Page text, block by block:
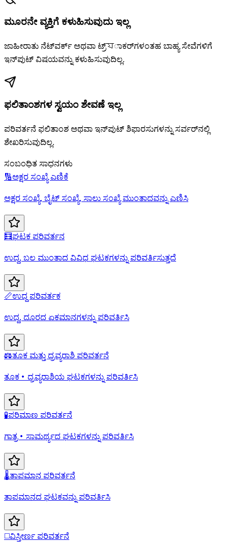
ಮೂರನೇ ವ್ಯಕ್ತಿಗೆ ಕಳುಹಿಸುವುದು ಇಲ್ಲ
ಜಾಹೀರಾತು ನೆಟ್‌ವರ್ಕ್ ಅಥವಾ ಟ್ರ್যಾಕರ್‌ಗಳಂತಹ ಬಾಹ್ಯ ಸೇವೆಗಳಿಗೆ
ಇನ್‌ಪುಟ್ ವಿಷಯವನ್ನು ಕಳುಹಿಸುವುದಿಲ್ಲ.
ಫಲಿತಾಂಶಗಳ ಸ್ವಯಂ ಶೇವಣೆ ಇಲ್ಲ
ಪರಿವರ್ತನೆ ಫಲಿತಾಂಶ ಅಥವಾ ಇನ್‌ಪುಟ್ ಶಿಫಾರಸುಗಳನ್ನು ಸರ್ವರ್‌ನಲ್ಲಿ
ಶೇಖರಿಸುವುದಿಲ್ಲ.
ಸಂಬಂಧಿತ ಸಾಧನಗಳು
🔢ಅಕ್ಷರ ಸಂಖ್ಯೆ ಎಣಿಕೆ
ಅಕ್ಷರ ಸಂಖ್ಯೆ, ಬೈಟ್ ಸಂಖ್ಯೆ, ಸಾಲು ಸಂಖ್ಯೆ ಮುಂತಾದವನ್ನು ಎಣಿಸಿ
🧮ಘಟಕ ಪರಿವರ್ತನ
ಉದ್ದ, ಬಲ ಮುಂತಾದ ವಿವಿಧ ಘಟಕಗಳನ್ನು ಪರಿವರ್ತಿಸುತ್ತದೆ
📏ಉದ್ದ ಪರಿವರ್ತಕ
ಉದ್ದ, ದೂರದ ಏಕಮಾನಗಳನ್ನು ಪರಿವರ್ತಿಸಿ
⚖️ತೂಕ ಮತ್ತು ದ್ರವ್ಯರಾಶಿ ಪರಿವರ್ತನೆ
ತೂಕ・ದ್ರವ್ಯರಾಶಿಯ ಘಟಕಗಳನ್ನು ಪರಿವರ್ತಿಸಿ
🧪ಪರಿಮಾಣ ಪರಿವರ್ತನೆ
ಗಾತ್ರ・ಸಾಮರ್ಥ್ಯದ ಘಟಕಗಳನ್ನು ಪರಿವರ್ತಿಸಿ
🌡️ತಾಪಮಾನ ಪರಿವರ್ತನೆ
ತಾಪಮಾನದ ಘಟಕವನ್ನು ಪರಿವರ್ತಿಸಿ
◻️ವಿಸ್ತೀರ್ಣ ಪರಿವರ್ತನೆ